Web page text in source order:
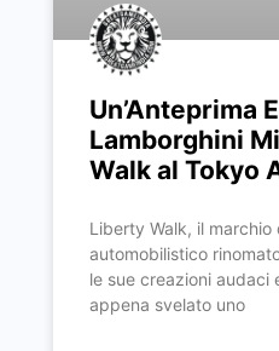
Un’Anteprima
Lamborghini
Walk al Tokyo
Liberty Walk, il marchio
automobilistico
le sue creazioni audaci
appena svelato uno